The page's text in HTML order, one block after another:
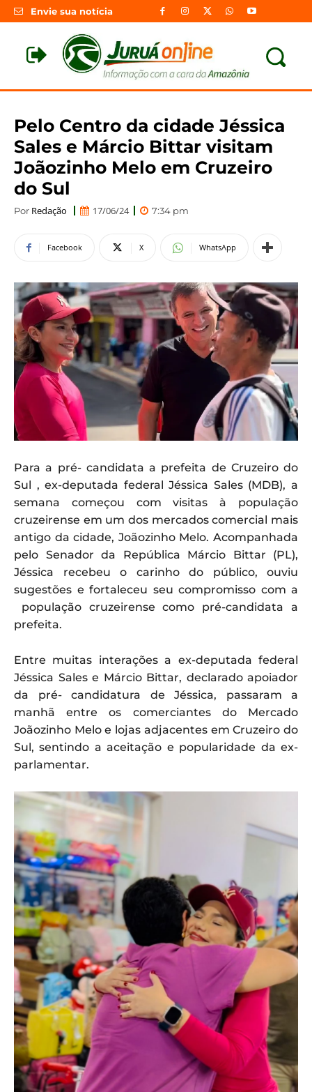
Envie sua notícia
Pelo Centro da cidade Jéssica
Sales e Márcio Bittar visitam
Joãozinho Melo em Cruzeiro
do Sul
Por Redação 17/06/24 7:34 pm
Facebook X WhatsApp
Para a pré- candidata a prefeita de Cruzeiro do
Sul , ex-deputada federal Jéssica Sales (MDB), a
semana começou com visitas à população
cruzeirense em um dos mercados comercial mais
antigo da cidade, Joãozinho Melo. Acompanhada
pelo Senador da República Márcio Bittar (PL),
Jéssica recebeu o carinho do público, ouviu
sugestões e fortaleceu seu compromisso com a
população cruzeirense como pré-candidata a
prefeita.
Entre muitas interações a ex-deputada federal
Jéssica Sales e Márcio Bittar, declarado apoiador
da pré- candidatura de Jéssica, passaram a
manhã entre os comerciantes do Mercado
Joãozinho Melo e lojas adjacentes em Cruzeiro do
Sul, sentindo a aceitação e popularidade da ex-
parlamentar.